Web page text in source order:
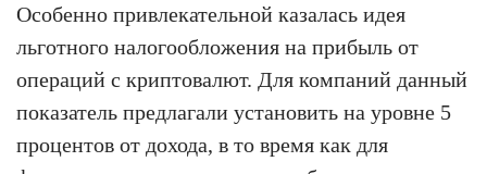
Особенно привлекательной казалась идея
льготного налогообложения на прибыль от
операций с криптовалют. Для компаний данный
показатель предлагали установить на уровне 5
процентов от дохода, в то время как для